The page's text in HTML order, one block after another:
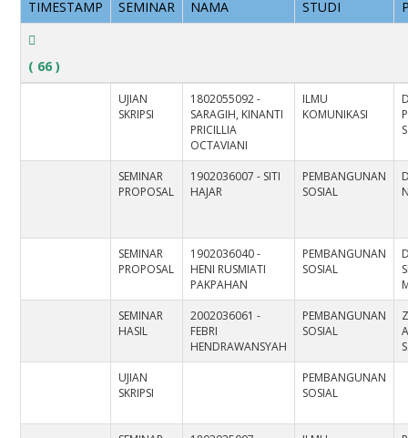
TIMESTAMP
SEMINAR
NAMA
STUDI
( 66 )
UJIAN
SKRIPSI
1802055092 -
SARAGIH, KINANTI
PRICILLIA
OCTAVIANI
ILMU
KOMUNIKASI
SEMINAR
PROPOSAL
1902036007 - SITI
HAJAR
PEMBANGUNAN
SOSIAL
SEMINAR
PROPOSAL
1902036040 -
HENI RUSMIATI
PAKPAHAN
PEMBANGUNAN
SOSIAL
SEMINAR
HASIL
2002036061 -
FEBRI
HENDRAWANSYAH
PEMBANGUNAN
SOSIAL
UJIAN
SKRIPSI
PEMBANGUNAN
SOSIAL